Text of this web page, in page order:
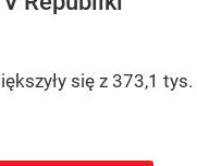
się z 373,1 tys.